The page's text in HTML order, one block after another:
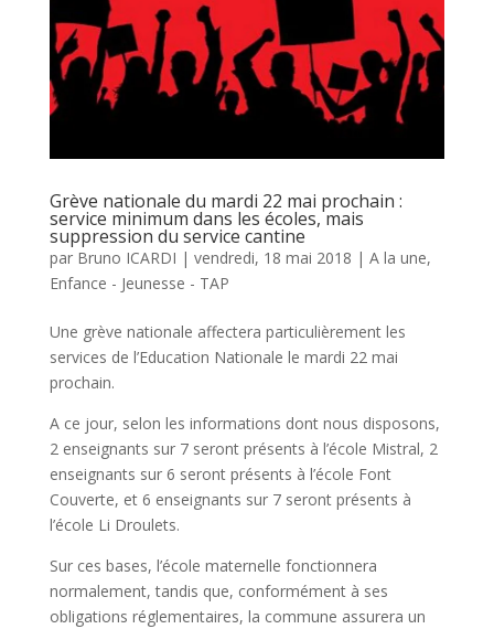
Grève nationale du mardi 22 mai prochain :
service minimum dans les écoles, mais
suppression du service cantine
par Bruno ICARDI | vendredi, 18 mai 2018 | A la une,
Enfance - Jeunesse - TAP
Une grève nationale affectera particulièrement les
services de l’Education Nationale le mardi 22 mai
prochain.
A ce jour, selon les informations dont nous disposons,
2 enseignants sur 7 seront présents à l’école Mistral, 2
enseignants sur 6 seront présents à l’école Font
Couverte, et 6 enseignants sur 7 seront présents à
l’école Li Droulets.
Sur ces bases, l’école maternelle fonctionnera
normalement, tandis que, conformément à ses
obligations réglementaires, la commune assurera un